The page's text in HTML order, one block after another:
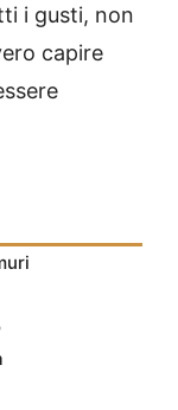
i gusti, non
capire